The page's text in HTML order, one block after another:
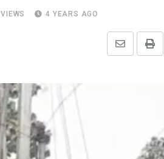
VIEWS 4 YEARS AGO
Print
Share